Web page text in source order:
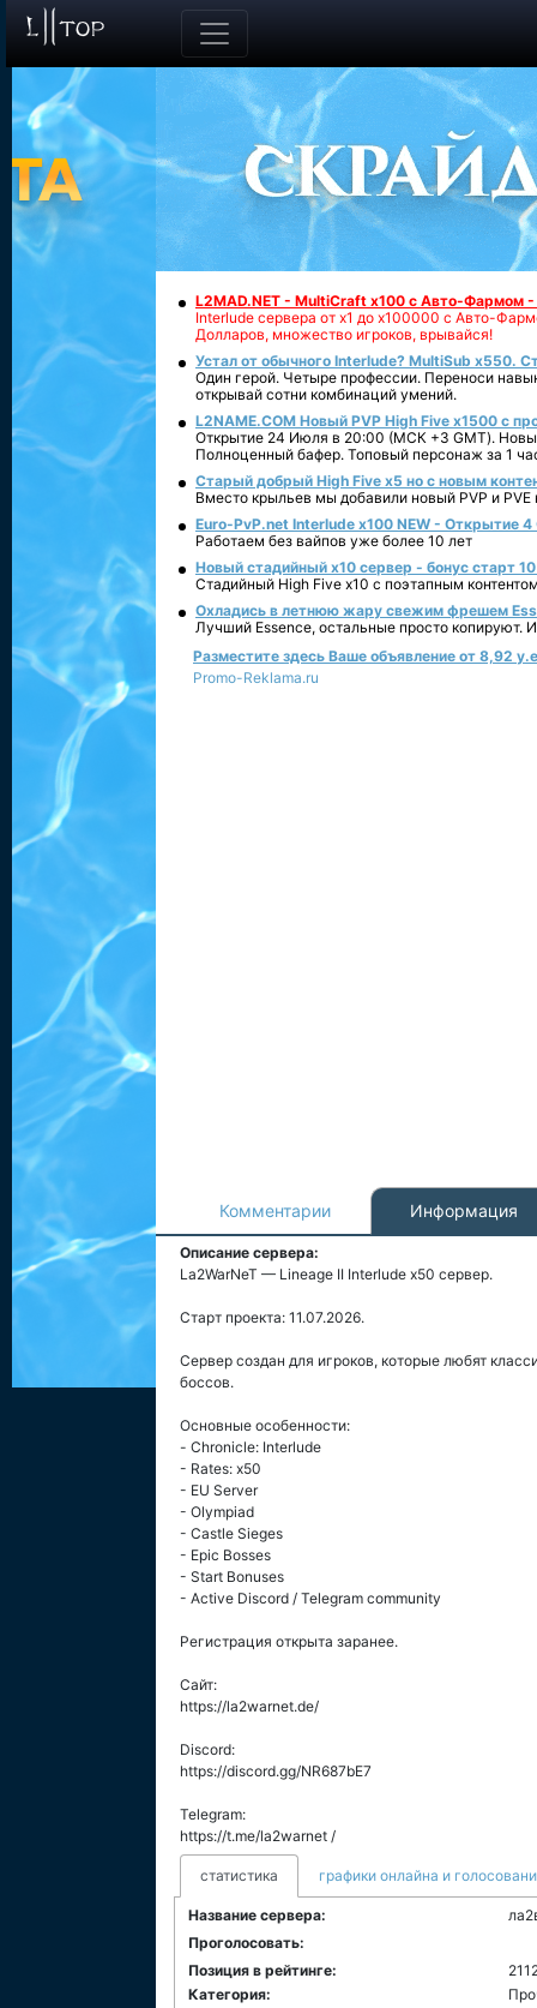
L2MAD.NET - MultiCraft x100 с Авто-Фармом
Interlude сервера от х1 до х100000 с Авто-
Долларов, множество игроков, врывайся!
Устал от обычного Interlude? MultiSub x550.
Один герой. Четыре профессии. Переноси
открывай сотни комбинаций умений.
L2NAME.COM Новый PVP High Five x1500 с
Открытие 24 Июля в 20:00 (МСК +3 GMT).
Полноценный бафер. Топовый персонаж за 1
Старый добрый High Five x5 но с новым
Вместо крыльев мы добавили новый PVP и PVE
Euro-PvP.net Interlude х100 NEW - Открытие 4
Работаем без вайпов уже более 10 лет
Новый стадийный х10 сервер - бонус старт
Стадийный High Five x10 с поэтапным
Охладись в летнюю жару свежим фрешем
Лучший Essence, остальные просто копируют.
Разместите здесь Ваше объявление от 8,92
Promo-Reklama.ru
Комментарии Информация
Описание сервера:
La2WarNeT — Lineage II Interlude x50 сервер.
Старт проекта: 11.07.2026.
Сервер создан для игроков, которые любят
боссов.
Основные особенности:
- Chronicle: Interlude
- Rates: x50
- EU Server
- Olympiad
- Castle Sieges
- Epic Bosses
- Start Bonuses
- Active Discord / Telegram community
Регистрация открыта заранее.
Сайт:
https://la2warnet.de/
Discord:
https://discord.gg/NR687bE7
Telegram:
https://t.me/la2warnet /
статистика графики онлайна и
Название сервера:
Проголосовать:
Позиция в рейтинге:
Категория: